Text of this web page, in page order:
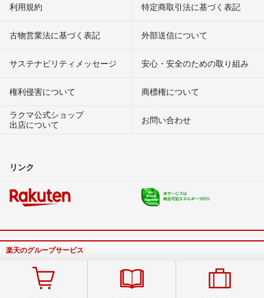
利用規約 特定商取引法に基づく表記
古物営業法に基づく表記 外部送信について
サステナビリティメッセージ 安心・安全のための取り組み
権利侵害について
商標権について
ラクマ公式ショップ
出店について
お問い合わせ
リンク
楽天のグループサービス